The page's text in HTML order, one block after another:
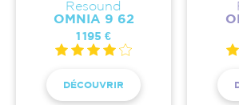
Resound
OMNIA 9 62
1 195 €
DÉCOUVRIR